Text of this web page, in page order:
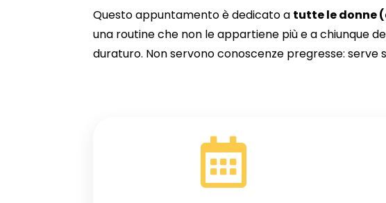
Questo appuntamento è dedicato a tutte le donne
una routine che non le appartiene più e a chiunque
duraturo. Non servono conoscenze pregresse:
